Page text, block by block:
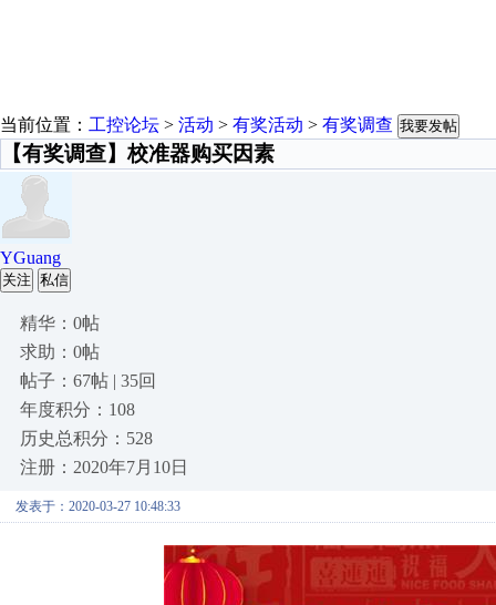
当前位置： 工控论坛 > 活动 > 有奖活动 > 有奖调查 我要发帖
【有奖调查】校准器购买因素
YGuang
关注 私信
精华：0帖
求助：0帖
帖子：67帖 | 35回
年度积分：108
历史总积分：528
注册：2020年7月10日
发表于：2020-03-27 10:48:33